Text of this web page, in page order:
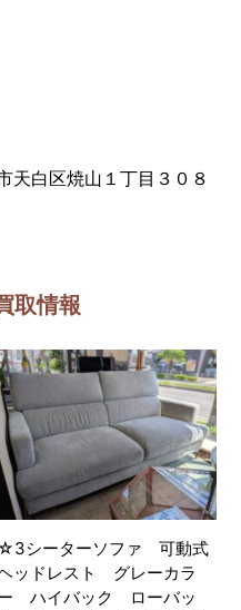
白区焼山１丁目３０８
取情報
シーターソファ 可動式
ッドレスト グレーカラ
ハイバック ローバッ